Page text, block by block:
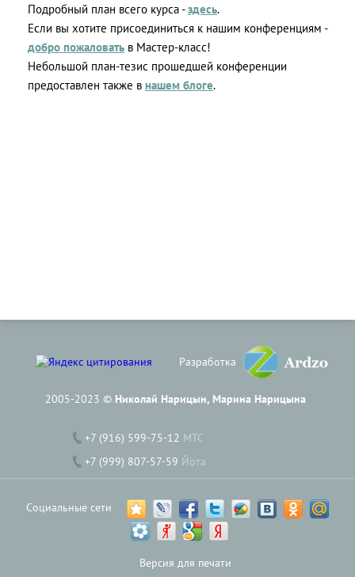
Подробный план всего курса -здесь.
Если вы хотите присоединиться к нашим конференциям -
добро пожаловать в Мастер-класс!
Небольшой план-тезис прошедшей конференции
предоставлен также в нашем блоге.
Разработка
2005-2023 © Николай Нарицын, Марина Нарицына
+7 (916) 599-75-12 МТС
+7 (999) 807-57-59 Йота
Социальные сети
Версия для печати